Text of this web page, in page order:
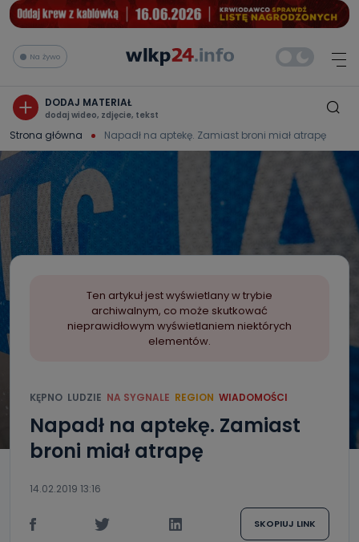
Na żywo
DODAJ MATERIAŁ
dodaj wideo, zdjęcie, tekst
Strona główna Napadł na aptekę. Zamiast broni miał atrapę
Ten artykuł jest wyświetlany w trybie
archiwalnym, co może skutkować
nieprawidłowym wyświetlaniem niektórych
elementów.
KĘPNO LUDZIE NA SYGNALE REGION WIADOMOŚCI
Napadł na aptekę. Zamiast
broni miał atrapę
14.02.2019 13:16
SKOPIUJ LINK